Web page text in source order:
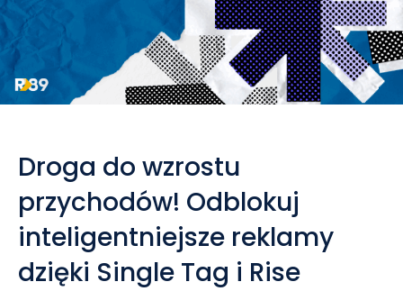
Droga do wzrostu
przychodów! Odblokuj
inteligentniejsze reklamy
dzięki Single Tag i Rise